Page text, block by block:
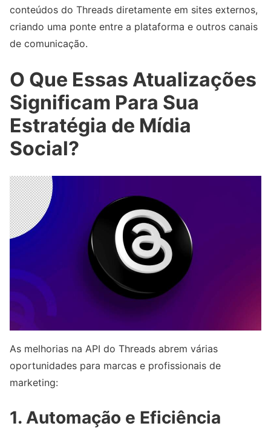
conteúdos do Threads diretamente em sites externos,
criando uma ponte entre a plataforma e outros canais
de comunicação.
O Que Essas Atualizações
Significam Para Sua
Estratégia de Mídia
Social?
As melhorias na API do Threads abrem várias
oportunidades para marcas e profissionais de
marketing:
1. Automação e Eficiência